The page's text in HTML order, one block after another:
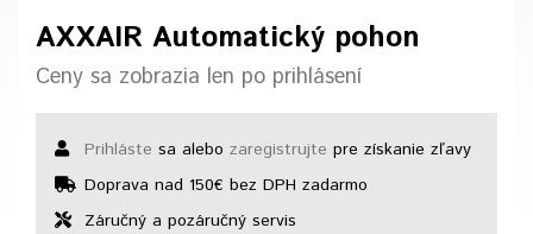
AXXAIR Automatický pohon
Ceny sa zobrazia len po prihlásení
Prihláste sa alebo zaregistrujte pre získanie zľavy
Doprava nad 150€ bez DPH zadarmo
Záručný a pozáručný servis